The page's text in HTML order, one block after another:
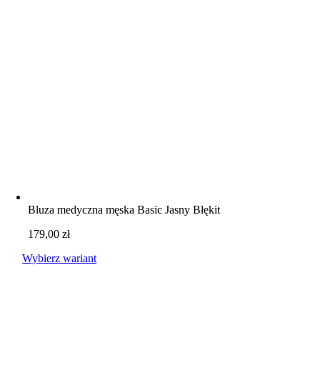
Bluza medyczna męska Basic Jasny Błękit
179,00zł
Wybierz wariant